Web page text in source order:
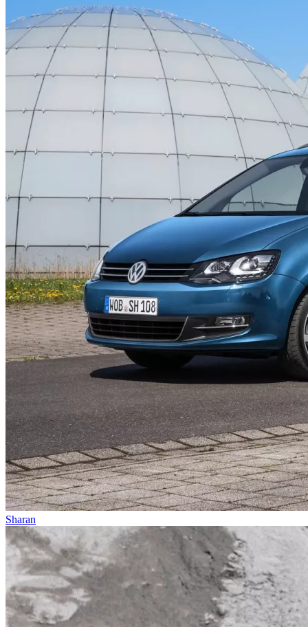
Sharan